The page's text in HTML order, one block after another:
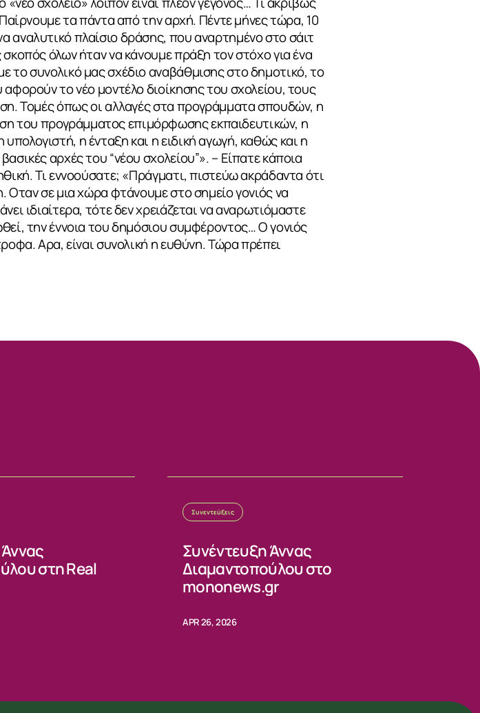
τα πάντα από την αρχή. Πέντε μήνες τώρα, 10
αναλυτικό πλαίσιο δράσης, που αναρτημένο στο σάιτ
όλων ήταν να κάνουμε πράξη τον στόχο για ένα
το συνολικό μας σχέδιο αναβάθμισης στο δημοτικό, το
το νέο μοντέλο διοίκησης του σχολείου, τους
Τομές όπως οι αλλαγές στα προγράμματα σπουδών, η
του προγράμματος επιμόρφωσης εκπαιδευτικών, η
η ένταξη και η ειδική αγωγή, καθώς και η
αρχές του “νέου σχολείου”». – Είπατε κάποια
Τι εννοούσατε; «Πράγματι, πιστεύω ακράδαντα ότι
Οταν σε μια χώρα φτάνουμε στο σημείο γονιός να
ιδιαίτερα, τότε δεν χρειάζεται να αναρωτιόμαστε
την έννοια του δημόσιου συμφέροντος… Ο γονιός
Αρα, είναι συνολική η ευθύνη. Τώρα πρέπει
στη Real
Συνεντεύξεις
Συνέντευξη Άννας
Διαμαντοπούλου στο
mononews.gr
APR 26, 2026